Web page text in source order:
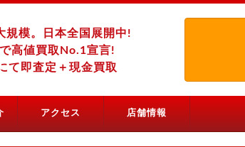
規模。日本全国展開中!
高値買取No.1宣言!
て即査定＋現金買取
アクセス 店舗情報